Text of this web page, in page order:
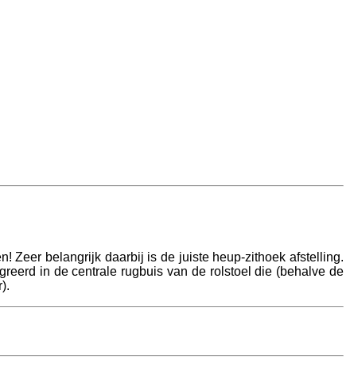
Zeer belangrijk daarbij is de juiste heup-zithoek afstelling.
in de centrale rugbuis van de rolstoel die (behalve de